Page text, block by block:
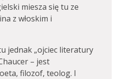
miesza się tu ze
z włoskim i
jednak „ojciec literatury
– jest
filozof, teolog. I